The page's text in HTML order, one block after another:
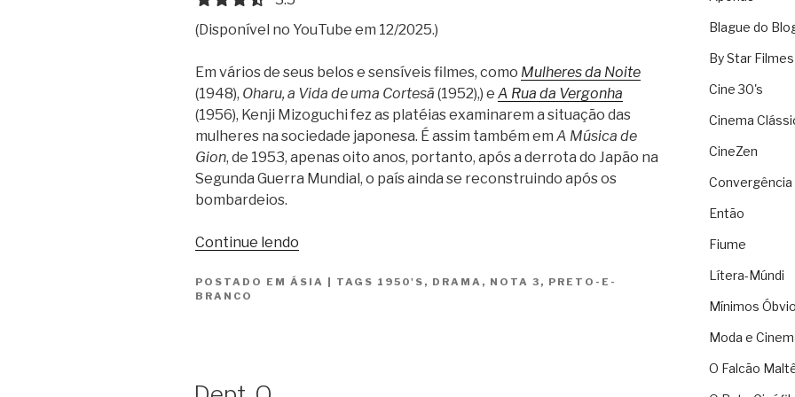
(Disponível no YouTube em 12/2025.)
Em vários de seus belos e sensíveis filmes, como Mulheres da Noite
(1948), Oharu, a Vida de uma Cortesã (1952),) e A Rua da Vergonha
(1956), Kenji Mizoguchi fez as platéias examinarem a situação das
mulheres na sociedade japonesa. É assim também em A Música de
Gion, de 1953, apenas oito anos, portanto, após a derrota do Japão na
Segunda Guerra Mundial, o país ainda se reconstruindo após os
bombardeios.
Continue lendo
de
POSTADO EM ÁSIA | TAGS 1950'S , DRAMA , NOTA 3 , PRETO-E-
BRANCO
Blague do
By Star Filmes
Cine 30's
Cinema
CineZen
Convergência
Então
Fiume
Lítera-Múndi
Mínimos
Moda e
O Falcão